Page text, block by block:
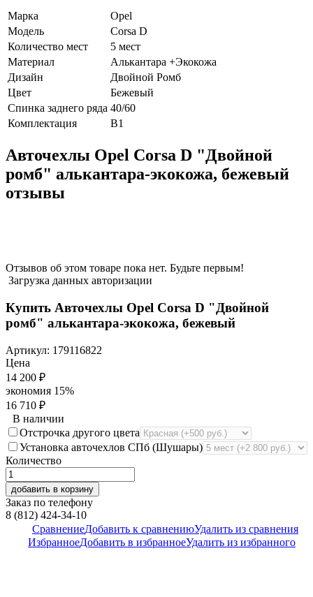
Марка
Opel
Модель
Corsa D
Количество мест
5 мест
Материал
Алькантара +Экокожа
Дизайн
Двойной Ромб
Цвет
Бежевый
Спинка заднего ряда 40/60
Комплектация
В1
Авточехлы Opel Corsa D "Двойной
ромб" алькантара-экокожа, бежевый
отзывы
Отзывов об этом товаре пока нет. Будьте первым!
Загрузка данных авторизации
Купить Авточехлы Opel Corsa D "Двойной
ромб" алькантара-экокожа, бежевый
Артикул: 179116822
Цена
14 200 ₽
экономия 15%
16 710 ₽
В наличии
Отстрочка другого цвета
Установка авточехлов СПб (Шушары)
Количество
добавить в корзину
Заказ по телефону
8 (812) 424-34-10
СравнениеДобавить к сравнениюУдалить из сравнения
ИзбранноеДобавить в избранноеУдалить из избранного